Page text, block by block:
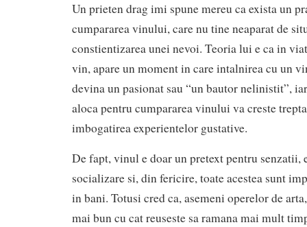
Un prieten drag imi spune mereu ca exista un
cumpararea vinului, care nu tine neaparat de
constientizarea unei nevoi. Teoria lui e ca in
vin, apare un moment in care intalnirea cu un
devina un pasionat sau “un bautor nelinistit”,
aloca pentru cumpararea vinului va creste
imbogatirea experientelor gustative.
De fapt, vinul e doar un pretext pentru senzatii,
socializare si, din fericire, toate acestea sunt
in bani. Totusi cred ca, asemeni operelor de
mai bun cu cat reuseste sa ramana mai mult